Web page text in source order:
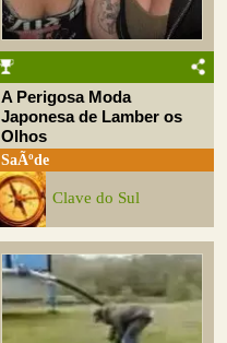
A Perigosa Moda
Japonesa de Lamber os
Olhos
SaÃºde
Clave do Sul